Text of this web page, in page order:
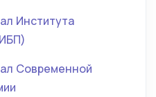
Института
Современной